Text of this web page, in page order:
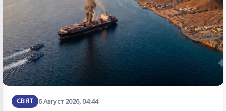
СВЯТ 6 Август 2026, 04:44